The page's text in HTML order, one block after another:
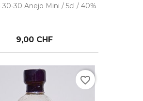
30-30 Anejo Mini / 5cl / 40%
9,00 CHF
favorite_border